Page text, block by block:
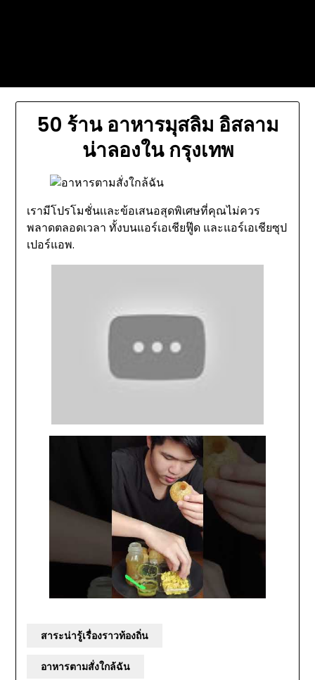
50 ร้าน อาหารมุสลิม อิสลาม
น่าลองใน กรุงเทพ
เรามีโปรโมชั่นเเละข้อเสนอสุดพิเศษที่คุณไม่ควร
พลาดตลอดเวลา ทั้งบนแอร์เอเชียฟู๊ด และแอร์เอเชียซุป
เปอร์แอพ.
สาระน่ารู้เรื่องราวท้องถิ่น
อาหารตามสั่งใกล้ฉัน